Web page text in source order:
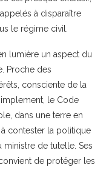
à disparaître
le régime civil.
lumière un aspect du
Proche des
consciente de la
le Code
dans une terre en
contester la politique
de tutelle. Ses
de protéger les